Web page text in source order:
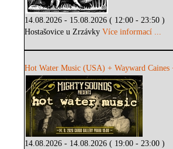
14.08.2026 - 15.08.2026 ( 12:00 - 23:50 )
Hostašovice u ZrzávkyVíce informací ...
Hot Water Music (USA) + Wayward Caines
14.08.2026 - 14.08.2026 ( 19:00 - 23:00 )